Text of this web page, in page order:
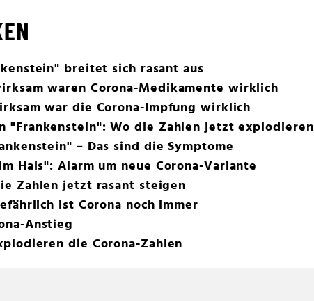
breitet sich rasant aus
waren Corona-Medikamente wirklich
war die Corona-Impfung wirklich
"Frankenstein": Wo die Zahlen jetzt explodieren
– Das sind die Symptome
Hals": Alarm um neue Corona-Variante
Zahlen jetzt rasant steigen
ist Corona noch immer
Anstieg
die Corona-Zahlen